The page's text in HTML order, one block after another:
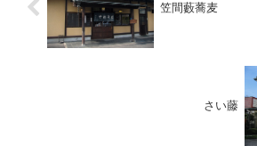
笠間藪蕎麦
さい藤